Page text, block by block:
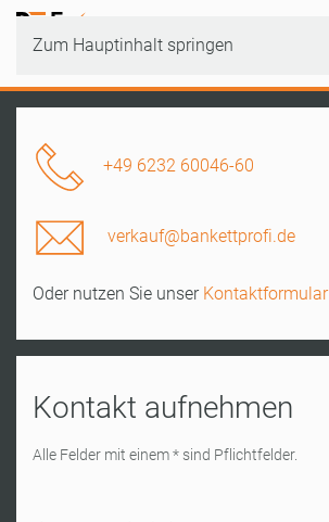
Zum Hauptinhalt springen
+49 6232 60046-60
verkauf@bankettprofi.de
Oder nutzen Sie unser Kontaktformular
Kontakt aufnehmen
Alle Felder mit einem * sind Pflichtfelder.